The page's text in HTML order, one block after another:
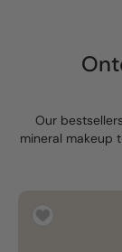
Our
mineral makeup